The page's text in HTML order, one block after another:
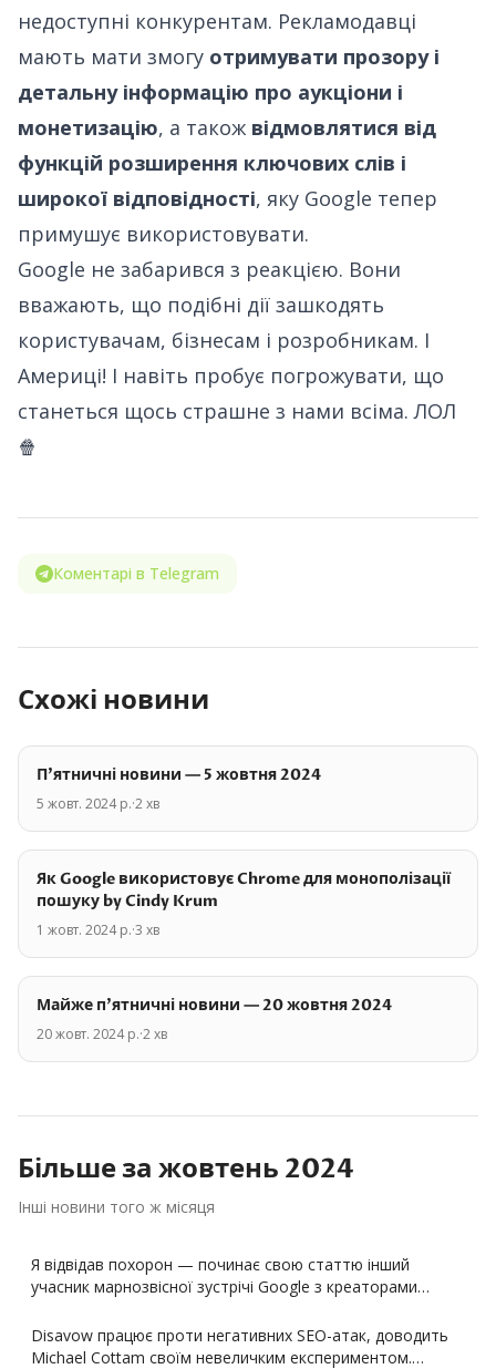
недоступні конкурентам. Рекламодавці
мають мати змогу отримувати прозору і
детальну інформацію про аукціони і
монетизацію, а також відмовлятися від
функцій розширення ключових слів і
широкої відповідності, яку Google тепер
примушує використовувати.
Google не забарився з реакцією. Вони
вважають, що подібні дії зашкодять
користувачам, бізнесам і розробникам. І
Америці! І навіть пробує погрожувати, що
станеться щось страшне з нами всіма. ЛОЛ
🍿
Коментарі в Telegram
Схожі новини
П'ятничні новини — 5 жовтня 2024
5 жовт. 2024 р.·2хв
Як Google використовує Chrome для монополізації
пошуку by Cindy Krum
1 жовт. 2024 р.·3 хв
Майже п'ятничні новини — 20 жовтня 2024
20 жовт. 2024 р.·2хв
Більше за жовтень 2024
Інші новини того ж місяця
Я відвідав похорон — починає свою статтю інший
учасник марнозвісної зустрічі Google з креаторами…
Disavow працює проти негативних SEO-атак, доводить
Michael Cottam своїм невеличким експериментом.…